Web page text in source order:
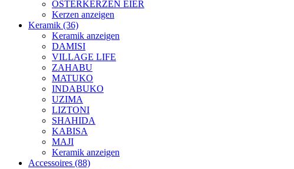
OSTERKERZEN EIER
Kerzen anzeigen
Keramik (36)
Keramik anzeigen
DAMISI
VILLAGE LIFE
ZAHABU
MATUKO
INDABUKO
UZIMA
LIZTONI
SHAHIDA
KABISA
MAJI
Keramik anzeigen
Accessoires (88)